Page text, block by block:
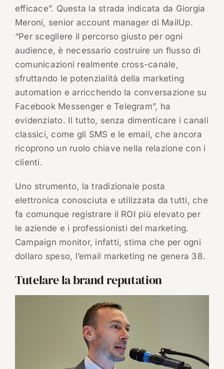
efficace”. Questa la strada indicata da Giorgia
Meroni, senior account manager di MailUp.
“Per scegliere il percorso giusto per ogni
audience, è necessario costruire un flusso di
comunicazioni realmente cross-canale,
sfruttando le potenzialità della marketing
automation e arricchendo la conversazione su
Facebook Messenger e Telegram”, ha
evidenziato. Il tutto, senza dimenticare i canali
classici, come gli SMS e le email, che ancora
ricoprono un ruolo chiave nella relazione con i
clienti.
Uno strumento, la tradizionale posta
elettronica conosciuta e utilizzata da tutti, che
fa comunque registrare il ROI più elevato per
le aziende e i professionisti del marketing.
Campaign monitor, infatti, stima che per ogni
dollaro speso, l’email marketing ne genera 38.
Tutelare la brand reputation